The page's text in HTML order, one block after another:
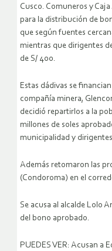
Cusco. Comuneros y
para la distribución de
que según fuentes
mientras que dirigentes
de S/ 400.
Estas dádivas se
compañía minera,
decidió repartirlos a la
millones de soles
municipalidad y
Además retomaron las
(Condoroma) en el
Se acusa al alcalde Lolo
del bono aprobado.
PUEDES VER: Acusan a